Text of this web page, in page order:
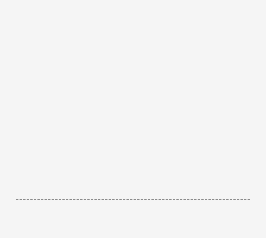
------------------------------------------------------------------